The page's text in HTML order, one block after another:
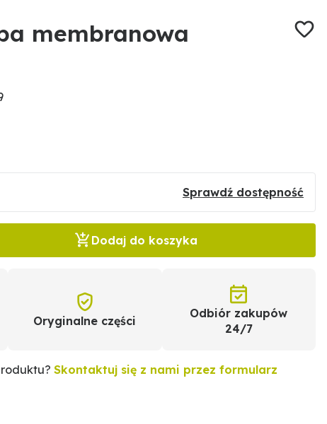
membranowa
Sprawdź dostępność
Dodaj do koszyka
Oryginalne części
Odbiór zakupów
24/7
Skontaktuj się z nami przez formularz